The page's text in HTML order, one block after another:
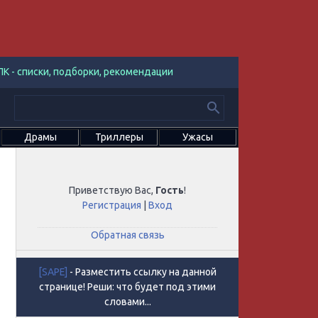
- списки, подборки, рекомендации
Драмы Триллеры Ужасы
Приветствую Вас, Гость!
Регистрация |Вход
Обратная связь
[SAPE] - Разместить ссылку на данной
странице! Реши: что будет под этими
словами...